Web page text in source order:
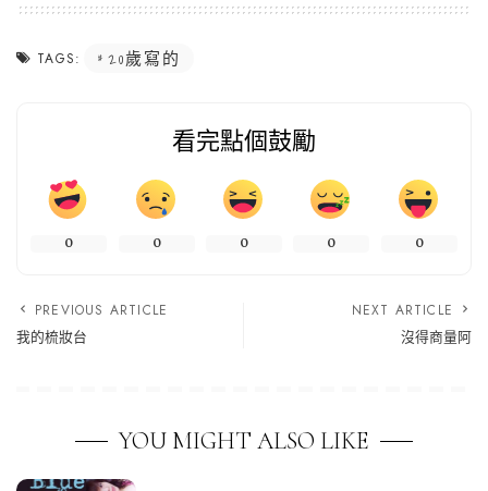
TAGS: 20歲寫的
看完點個鼓勵
0 0 0 0 0
PREVIOUS ARTICLE
我的梳妝台
NEXT ARTICLE
沒得商量阿
YOU MIGHT ALSO LIKE